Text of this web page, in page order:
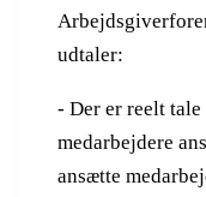
udtaler:
- Der er reelt tale
medarbejdere
ansætte